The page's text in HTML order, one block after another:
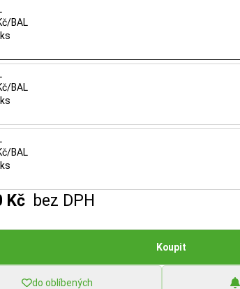
BAL
BAL
BAL
Kč bez DPH
Koupit
do oblíbených